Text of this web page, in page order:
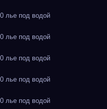
лье под водой
лье под водой
лье под водой
лье под водой
лье под водой